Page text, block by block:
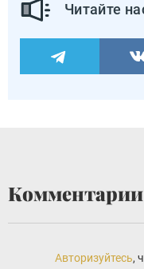
Читайте
Комментарии
Авторизуйтесь,